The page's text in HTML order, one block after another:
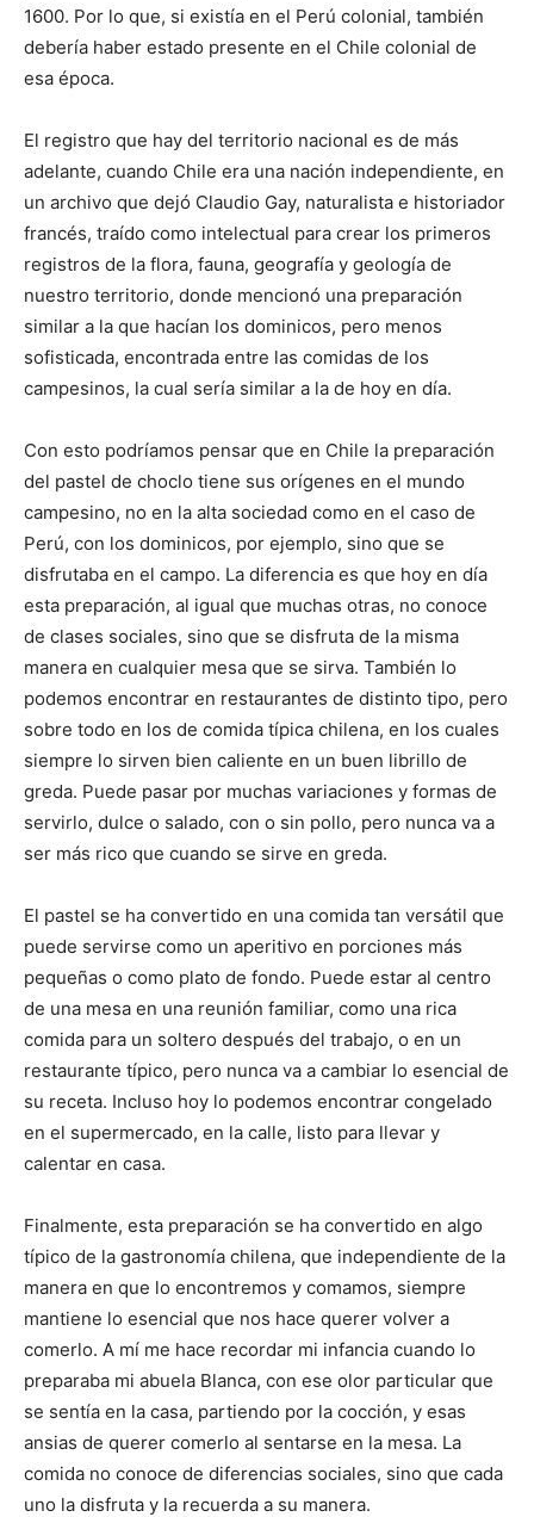
1600. Por lo que, si existía en el Perú colonial, también
debería haber estado presente en el Chile colonial de
esa época.
El registro que hay del territorio nacional es de más
adelante, cuando Chile era una nación independiente, en
un archivo que dejó Claudio Gay, naturalista e historiador
francés, traído como intelectual para crear los primeros
registros de la flora, fauna, geografía y geología de
nuestro territorio, donde mencionó una preparación
similar a la que hacían los dominicos, pero menos
sofisticada, encontrada entre las comidas de los
campesinos, la cual sería similar a la de hoy en día.
Con esto podríamos pensar que en Chile la preparación
del pastel de choclo tiene sus orígenes en el mundo
campesino, no en la alta sociedad como en el caso de
Perú, con los dominicos, por ejemplo, sino que se
disfrutaba en el campo. La diferencia es que hoy en día
esta preparación, al igual que muchas otras, no conoce
de clases sociales, sino que se disfruta de la misma
manera en cualquier mesa que se sirva. También lo
podemos encontrar en restaurantes de distinto tipo, pero
sobre todo en los de comida típica chilena, en los cuales
siempre lo sirven bien caliente en un buen librillo de
greda. Puede pasar por muchas variaciones y formas de
servirlo, dulce o salado, con o sin pollo, pero nunca va a
ser más rico que cuando se sirve en greda.
El pastel se ha convertido en una comida tan versátil que
puede servirse como un aperitivo en porciones más
pequeñas o como plato de fondo. Puede estar al centro
de una mesa en una reunión familiar, como una rica
comida para un soltero después del trabajo, o en un
restaurante típico, pero nunca va a cambiar lo esencial de
su receta. Incluso hoy lo podemos encontrar congelado
en el supermercado, en la calle, listo para llevar y
calentar en casa.
Finalmente, esta preparación se ha convertido en algo
típico de la gastronomía chilena, que independiente de la
manera en que lo encontremos y comamos, siempre
mantiene lo esencial que nos hace querer volver a
comerlo. A mí me hace recordar mi infancia cuando lo
preparaba mi abuela Blanca, con ese olor particular que
se sentía en la casa, partiendo por la cocción, y esas
ansias de querer comerlo al sentarse en la mesa. La
comida no conoce de diferencias sociales, sino que cada
uno la disfruta y la recuerda a su manera.